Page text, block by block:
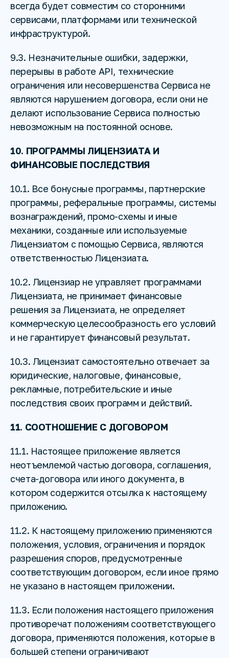
всегда будет совместим со сторонними
сервисами, платформами или технической
инфраструктурой.
9.3. Незначительные ошибки, задержки,
перерывы в работе API, технические
ограничения или несовершенства Сервиса не
являются нарушением договора, если они не
делают использование Сервиса полностью
невозможным на постоянной основе.
10. ПРОГРАММЫ ЛИЦЕНЗИАТА И
ФИНАНСОВЫЕ ПОСЛЕДСТВИЯ
10.1. Все бонусные программы, партнерские
программы, реферальные программы, системы
вознаграждений, промо-схемы и иные
механики, созданные или используемые
Лицензиатом с помощью Сервиса, являются
ответственностью Лицензиата.
10.2. Лицензиар не управляет программами
Лицензиата, не принимает финансовые
решения за Лицензиата, не определяет
коммерческую целесообразность его условий
и не гарантирует финансовый результат.
10.3. Лицензиат самостоятельно отвечает за
юридические, налоговые, финансовые,
рекламные, потребительские и иные
последствия своих программ и действий.
11. СООТНОШЕНИЕ С ДОГОВОРОМ
11.1. Настоящее приложение является
неотъемлемой частью договора, соглашения,
счета-договора или иного документа, в
котором содержится отсылка к настоящему
приложению.
11.2. К настоящему приложению применяются
положения, условия, ограничения и порядок
разрешения споров, предусмотренные
соответствующим договором, если иное прямо
не указано в настоящем приложении.
11.3. Если положения настоящего приложения
противоречат положениям соответствующего
договора, применяются положения, которые в
большей степени ограничивают